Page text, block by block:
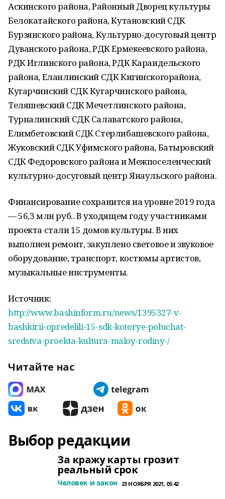
Аскинского района, Районный Дворец культуры
Белокатайского района, Кутановский СДК
Бурзянского района, Культурно-досуговый центр
Дуванского района, РДК Ермекеевского района,
РДК Иглинского района, РДК Караидельского
района, Еланлинский СДК Кигинскогорайона,
Кугарчинский СДК Кугарчинского района,
Теляшевский СДК Мечетлинского района,
Турналинский СДК Салаватского района,
Елимбетовский СДК Стерлибашевского района,
Жуковский СДК Уфимского района, Батыровский
СДК Федоровского района и Межпоселенческий
культурно-досуговый центр Янаульского района.
Финансирование сохранится на уровне 2019 года
— 56,3 млн руб.. В уходящем году участниками
проекта стали 15 домов культуры. В них
выполнен ремонт, закуплено световое и звуковое
оборудование, транспорт, костюмы артистов,
музыкальные инструменты.
Источник:
http://www.bashinform.ru/news/1395327-v-
bashkirii-opredelili-15-sdk-kotorye-poluchat-
sredstva-proekta-kultura-maloy-rodiny-/
Читайте нас
Выбор редакции
За кражу карты грозит
реальный срок
Человек и закон 23 НОЯБРЯ 2021, 05:42